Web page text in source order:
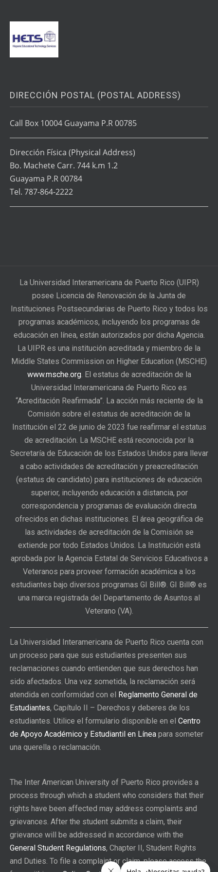
DIRECCIÓN POSTAL (POSTAL ADDRESS)
Call Box 10004 Guayama P.R 00785
Dirección Física (Physical Address)
Bo. Machete Carr. 744 k.m 1.2
Guayama P.R 00784
Tel. 787-864-2222
La Universidad Interamericana de Puerto Rico (UIPR)
posee Licencia de Renovación de la Junta de
Instituciones Postsecundarias de Puerto Rico y todos los
programas académicos, incluyendo los programas de
educación en línea, están autorizados por dicha Agencia.
La UIPR es una institución acreditada y miembro de la
Middle States Commission on Higher Education (MSCHE)
www.msche.org. El estatus de acreditación de la
Universidad Interamericana de Puerto Rico es
“Acreditación Reafirmada”. La acción más reciente de la
Comisión sobre el estatus de acreditación de la
Institución el 22 de junio de 2023 fue reafirmar el estatus
de acreditación. La MSCHE está reconocida por la
Secretaría de Educación de los Estados Unidos para llevar
a cabo actividades de acreditación y preacreditación
(estatus de candidato) para instituciones de educación
superior, incluyendo educación a distancia, por
correspondencia y programas de evaluación directa
ofrecidos en dichas instituciones. El área geográfica de
las actividades de acreditación de la Comisión se
extiende por todo Estados Unidos. La Institución está
aprobada por la Agencia Estatal de Servicios Educativos a
Veteranos para proveer formación académica a los
estudiantes bajo diversos programas GI Bill®. GI Bill® es
una marca registrada del Departamento de Asuntos al
Veterano (VA).
La Universidad Interamericana de Puerto Rico cuenta con
un proceso para que sus estudiantes presenten sus
reclamaciones cuando entienden que sus derechos han
sido afectados. Una vez sometida, la reclamación será
atendida en conformidad con el Reglamento General de
Estudiantes, Capítulo II – Derechos y deberes de los
estudiantes. Utilice el formulario disponible en el Centro
de Apoyo Académico y Estudiantil en Línea para someter
una querella o reclamación.
The Inter American University of Puerto Rico provides a
process through which a student who considers that their
rights have been affected may address complaints and
grievances. After the student submits a claim, their
grievance will be addressed in accordance with the
General Student Regulations, Chapter II, Student Rights
and Duties. To file a complaint or claim, please access the